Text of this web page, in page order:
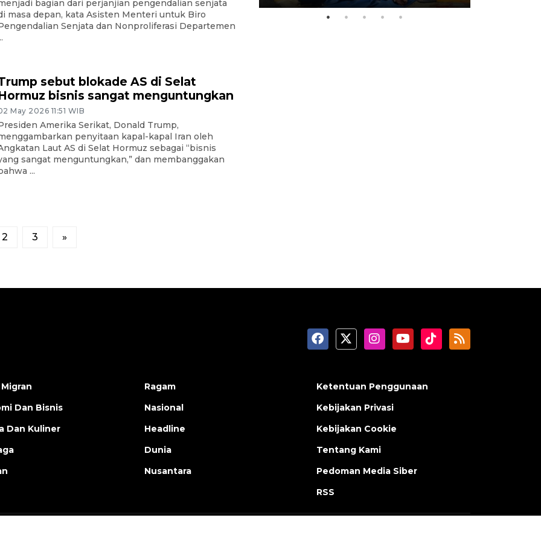
bagian dari perjanjian pengendalian senjata
masa depan, kata Asisten Menteri untuk Biro
Senjata dan Nonproliferasi Departemen
sebut blokade AS di Selat
bisnis sangat menguntungkan
May 2026 11:51 WIB
Amerika Serikat, Donald Trump,
penyitaan kapal-kapal Iran oleh
Laut AS di Selat Hormuz sebagai “bisnis
sangat menguntungkan,” dan membanggakan
...
2 3 »
Dan Bisnis
Dan Kuliner
Ragam
Nasional
Headline
Dunia
Nusantara
Ketentuan Penggunaan
Kebijakan Privasi
Kebijakan Cookie
Tentang Kami
Pedoman Media Siber
RSS